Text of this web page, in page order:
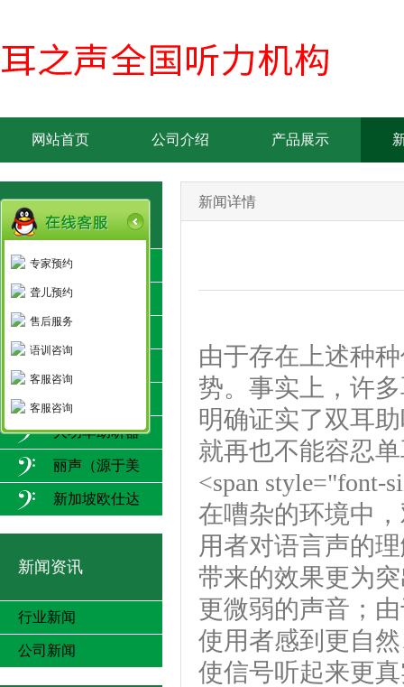
网站首页 公司介绍 产品展示
品牌简介-产品优势
丹麦瑞声达
新加坡欧仕达
美国斯达克
大功率助听器
丽声（源于美
国） 新加坡欧仕达
新闻资讯
行业新闻
公司新闻
新闻详情
由于存在上述种
势。事实上，许
明确证实了双耳
就再也不能容忍
<span style="font-
在嘈杂的环境中
用者对语言声的
带来的效果更为
更微弱的声音；
使用者感到更自
使信号听起来更
专家预约
聋儿预约
售后服务
语训咨询
客服咨询
客服咨询